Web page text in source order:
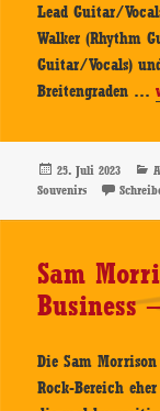
Lead Guitar/
Walker (Rhythm
Guitar/Vocals)
Breitengraden …
Veröffentlicht
am
25. Juli 2023
Souvenirs
Sam
Business
Die Sam
Rock-Bereich